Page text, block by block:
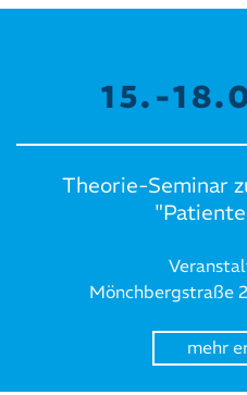
15.-
Theorie-Seminar
Mönchbergstraße
mehr